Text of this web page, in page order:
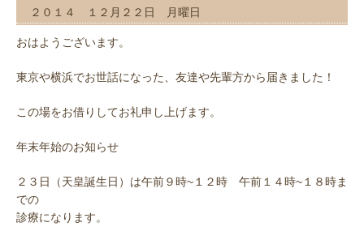
２０１４ １２月２２日 月曜日
おはようございます。
東京や横浜でお世話になった、友達や先輩方から届きました！
この場をお借りしてお礼申し上げます。
年末年始のお知らせ
２３日（天皇誕生日）は午前９時~１２時 午前１４時~１８時ま
での
診療になります。